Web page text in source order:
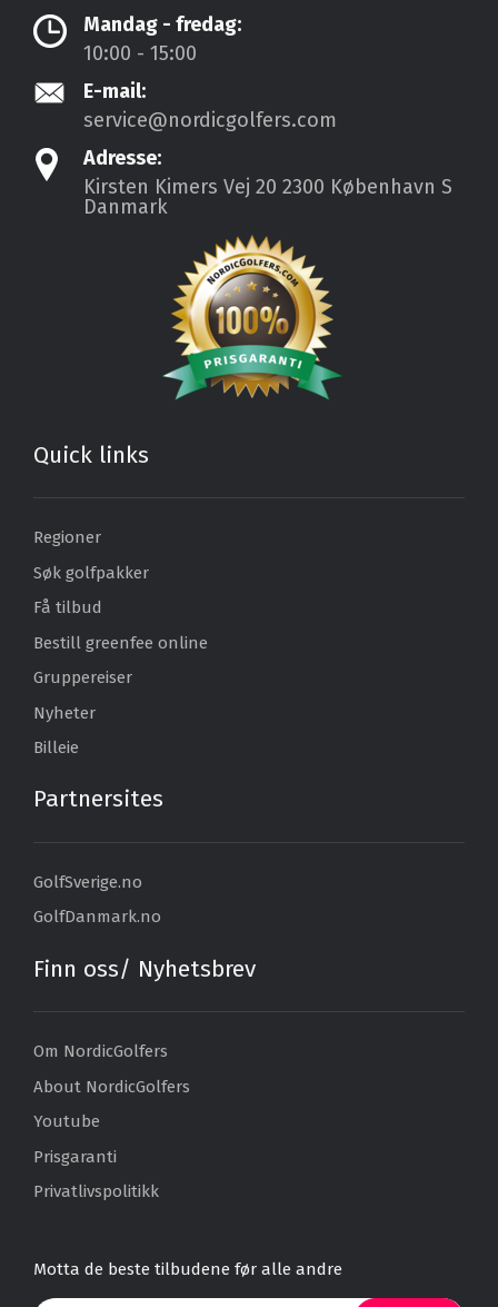
Mandag - fredag:
10:00 - 15:00
E-mail:
service@nordicgolfers.com
Adresse:
Kirsten Kimers Vej 20 2300 København S
Danmark
Quick links
Regioner
Søk golfpakker
Få tilbud
Bestill greenfee online
Gruppereiser
Nyheter
Billeie
Partnersites
GolfSverige.no
GolfDanmark.no
Finn oss/ Nyhetsbrev
Om NordicGolfers
About NordicGolfers
Youtube
Prisgaranti
Privatlivspolitikk
Motta de beste tilbudene før alle andre